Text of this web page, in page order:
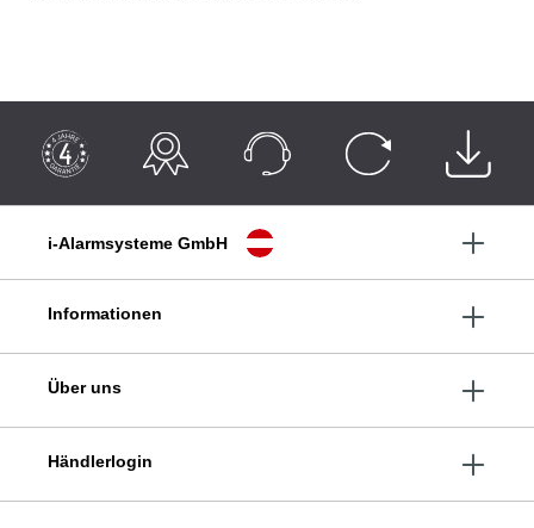
i-Alarmsysteme GmbH
Informationen
Über uns
Händlerlogin